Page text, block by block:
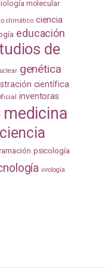
molecular
climático ciencia
educación
de
genética
científica
inventoras
medicina
psicología
virología